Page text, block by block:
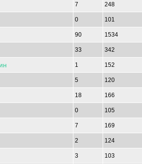
7 248
0 101
90 1534
33 342
1 152
5 120
18 166
0 105
7 169
2 124
3 103